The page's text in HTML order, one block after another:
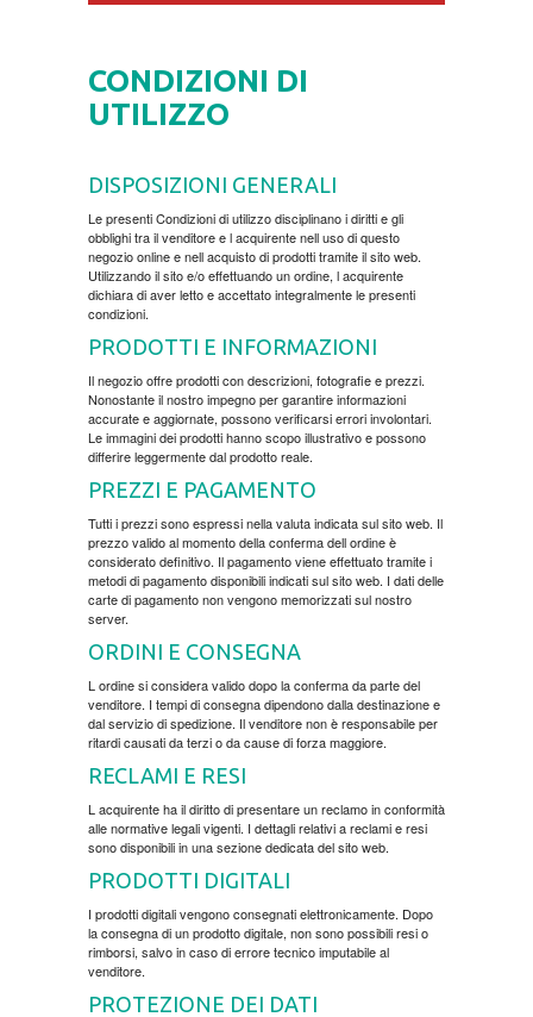
CODICE REGALO
BECUTAN
CIBO E BEVANDE
PAVLODERM
PAVLOVIC OINTMENT
100% NATURALE
DVD
MOVIES DVD
MUSIC DVD
GADGET
MTEL PREPAID SIM CARD
SPEDIZIONE DI PACCHI
LIBRI
AUTOBIOGRAFIJA
AVANTURISTIČKI
BIOGRAFIJA
BOJANKE
BOJANKE ZA ODRASLE
CIKLIT
DRUSTVENA IGRA
DUH I TELO
EDUKATIVNI
MUSIC
FOLK
ZABAVNA
CHILDREN'S
CONDIZIONI DI
UTILIZZO
DISPOSIZIONI GENERALI
Le presenti Condizioni di utilizzo disciplinano i diritti e gli
obblighi tra il venditore e l acquirente nell uso di questo
negozio online e nell acquisto di prodotti tramite il sito web.
Utilizzando il sito e/o effettuando un ordine, l acquirente
dichiara di aver letto e accettato integralmente le presenti
condizioni.
PRODOTTI E INFORMAZIONI
Il negozio offre prodotti con descrizioni, fotografie e prezzi.
Nonostante il nostro impegno per garantire informazioni
accurate e aggiornate, possono verificarsi errori involontari.
Le immagini dei prodotti hanno scopo illustrativo e possono
differire leggermente dal prodotto reale.
PREZZI E PAGAMENTO
Tutti i prezzi sono espressi nella valuta indicata sul sito web. Il
prezzo valido al momento della conferma dell ordine è
considerato definitivo. Il pagamento viene effettuato tramite i
metodi di pagamento disponibili indicati sul sito web. I dati delle
carte di pagamento non vengono memorizzati sul nostro
server.
ORDINI E CONSEGNA
L ordine si considera valido dopo la conferma da parte del
venditore. I tempi di consegna dipendono dalla destinazione e
dal servizio di spedizione. Il venditore non è responsabile per
ritardi causati da terzi o da cause di forza maggiore.
RECLAMI E RESI
L acquirente ha il diritto di presentare un reclamo in conformità
alle normative legali vigenti. I dettagli relativi a reclami e resi
sono disponibili in una sezione dedicata del sito web.
PRODOTTI DIGITALI
I prodotti digitali vengono consegnati elettronicamente. Dopo
la consegna di un prodotto digitale, non sono possibili resi o
rimborsi, salvo in caso di errore tecnico imputabile al
venditore.
PROTEZIONE DEI DATI